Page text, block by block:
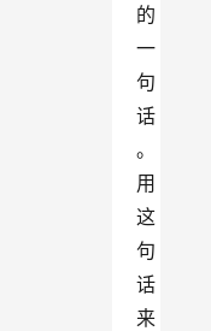
的
一
句
话
。
用
这
句
话
来